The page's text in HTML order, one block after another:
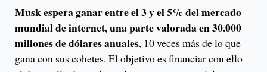
Musk espera ganar entre el 3 y el 5% del mercado
mundial de internet, una parte valorada en 30.000
millones de dólares anuales, 10 veces más de lo que
gana con sus cohetes. El objetivo es financiar con ello